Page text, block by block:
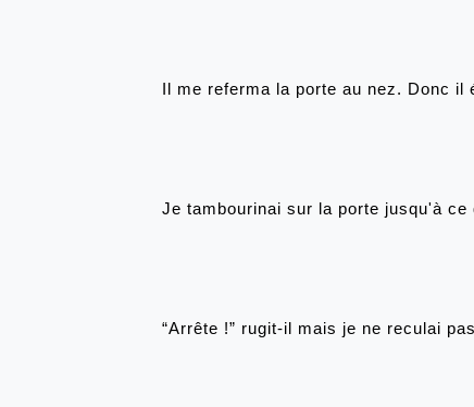
Il me referma la porte au nez. Donc
Je tambourinai sur la porte jusqu'à ce
“Arrête !” rugit-il mais je ne reculai